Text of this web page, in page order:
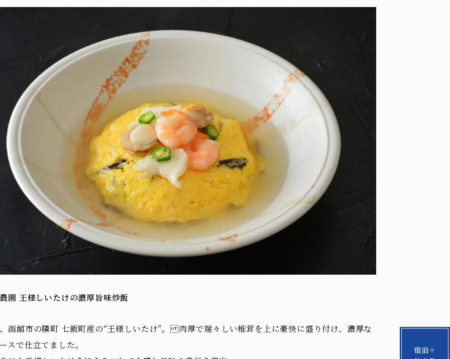
宿泊＋
園 王様しいたけの濃厚旨味炒飯
函館市の隣町 七飯町産の“王様しいたけ”。 肉厚で瑞々しい椎茸を上に豪快に盛り付け、濃厚な
スで仕立てました。